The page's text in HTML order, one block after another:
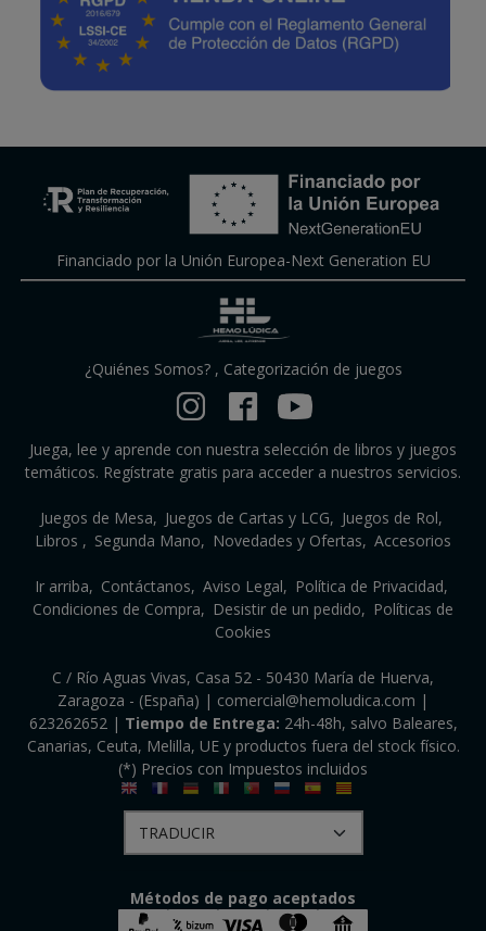
Financiado por la Unión Europea-Next Generation EU
¿Quiénes Somos?, Categorización de juegos
Juega, lee y aprende con nuestra selección de libros y juegos
temáticos. Regístrate gratis para acceder a nuestros servicios.
Juegos de Mesa Juegos de Cartas y LCG
Juegos de Rol
Libros
Segunda Mano Novedades y Ofertas Accesorios
Ir arriba Contáctanos Aviso Legal
Política de Privacidad
Condiciones de Compra
Desistir de un pedido
Políticas de
Cookies
C / Río Aguas Vivas, Casa 52 - 50430 María de Huerva,
Zaragoza - (España) | comercial@hemoludica.com |
623262652| Tiempo de Entrega: 24h-48h, salvo Baleares,
Canarias, Ceuta, Melilla, UE y productos fuera del stock físico.
(*) Precios con Impuestos incluidos
Métodos de pago aceptados